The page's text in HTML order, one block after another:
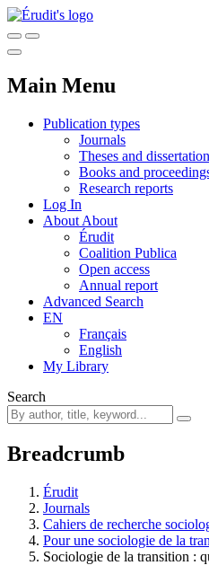
Main Menu
Publication types
Journals
Theses and
Books and
Research reports
Log In
About About
Érudit
Coalition Publica
Open access
Annual report
Advanced Search
EN
Français
English
My Library
Search
Breadcrumb
Érudit
Journals
Cahiers de recherche
Pour une sociologie de la
Sociologie de la transition :